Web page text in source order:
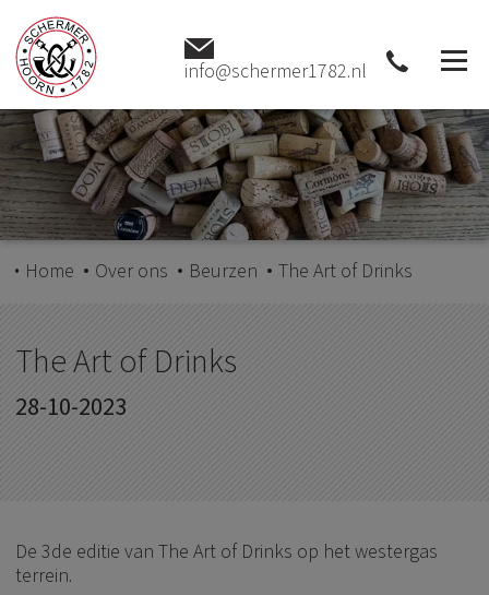
info@schermer1782.nl
Home Over ons Beurzen The Art of Drinks
The Art of Drinks
28-10-2023
De 3de editie van The Art of Drinks op het westergas
terrein.